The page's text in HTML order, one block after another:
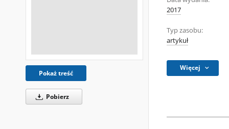
Pokaż treść
Pobierz
2017
Typ zasobu:
artykuł
Więcej